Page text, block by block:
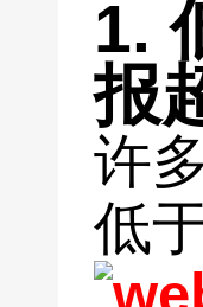
1.
报
许
低